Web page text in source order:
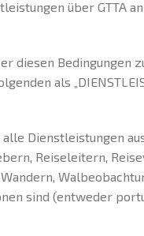
über GTTA
er diesen Bedingungen
als
Dienstleistungen
Reiseleitern,
sind (entweder